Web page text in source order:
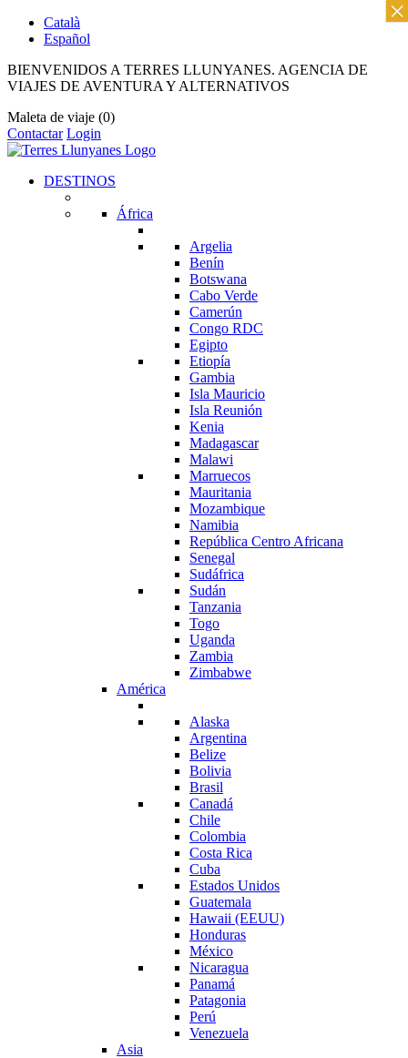
Català
Español
BIENVENIDOS A TERRES LLUNYANES. AGENCIA DE
VIAJES DE AVENTURA Y ALTERNATIVOS
Maleta de viaje (0)
Contactar Login
DESTINOS
África
Argelia
Benín
Botswana
Cabo Verde
Camerún
Congo RDC
Egipto
Etiopía
Gambia
Isla Mauricio
Isla Reunión
Kenia
Madagascar
Malawi
Marruecos
Mauritania
Mozambique
Namibia
República Centro Africana
Senegal
Sudáfrica
Sudán
Tanzania
Togo
Uganda
Zambia
Zimbabwe
América
Alaska
Argentina
Belize
Bolivia
Brasil
Canadá
Chile
Colombia
Costa Rica
Cuba
Estados Unidos
Guatemala
Hawaii (EEUU)
Honduras
México
Nicaragua
Panamá
Patagonia
Perú
Venezuela
Asia
×